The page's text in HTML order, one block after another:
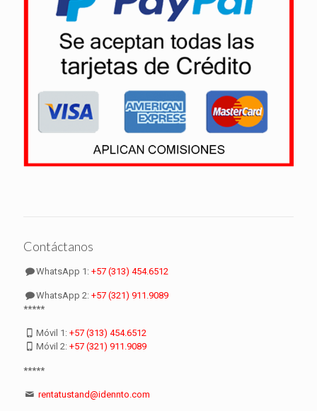
Contáctanos
WhatsApp 1:+57 (313) 454.6512
WhatsApp 2:+57 (321) 911.9089
*****
Móvil 1:+57 (313) 454.6512
Móvil 2:+57 (321) 911.9089
*****
rentatustand@idennto.com